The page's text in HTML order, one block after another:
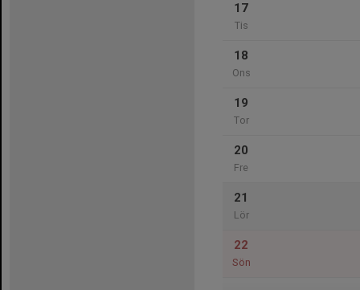
17
Tis
18
Ons
19
Tor
20
Fre
21
Lör
22
Sön